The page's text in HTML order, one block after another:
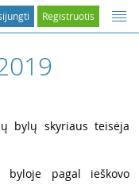
Registruotis
bylų skyriaus teisėja
byloje pagal ieškovo